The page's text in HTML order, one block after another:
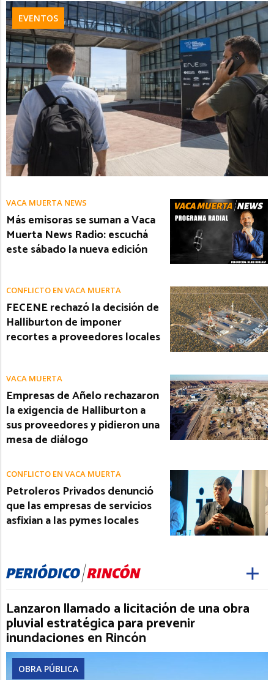
EVENTOS
VACA MUERTA NEWS
Más emisoras se suman a Vaca
Muerta News Radio: escuchá
este sábado la nueva edición
CONFLICTO EN VACA MUERTA
FECENE rechazó la decisión de
Halliburton de imponer
recortes a proveedores locales
VACA MUERTA
Empresas de Añelo rechazaron
la exigencia de Halliburton a
sus proveedores y pidieron una
mesa de diálogo
CONFLICTO EN VACA MUERTA
Petroleros Privados denunció
que las empresas de servicios
asfixian a las pymes locales
Lanzaron llamado a licitación de una obra
pluvial estratégica para prevenir
inundaciones en Rincón
OBRA PÚBLICA